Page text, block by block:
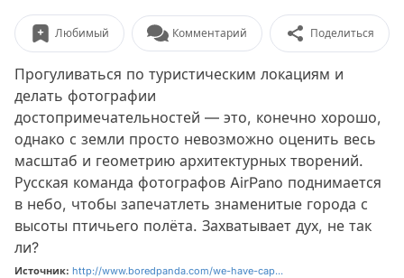
Любимый Комментарий Поделиться
Прогуливаться по туристическим локациям и
делать фотографии
достопримечательностей — это, конечно хорошо,
однако с земли просто невозможно оценить весь
масштаб и геометрию архитектурных творений.
Русская команда фотографов AirPano поднимается
в небо, чтобы запечатлеть знаменитые города с
высоты птичьего полёта. Захватывает дух, не так
ли?
Источник: http://www.boredpanda.com/we-have-cap...